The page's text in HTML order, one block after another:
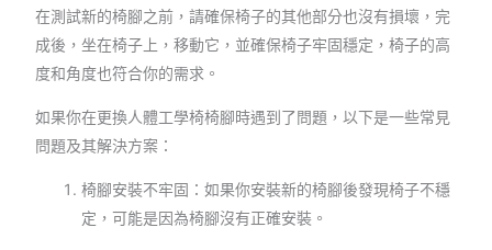
在測試新的椅腳之前，請確保椅子的其他部分也沒有損壞，完
成後，坐在椅子上，移動它，並確保椅子牢固穩定，椅子的高
度和角度也符合你的需求。
如果你在更換人體工學椅椅腳時遇到了問題，以下是一些常見
問題及其解決方案：
椅腳安裝不牢固：如果你安裝新的椅腳後發現椅子不穩
定，可能是因為椅腳沒有正確安裝。